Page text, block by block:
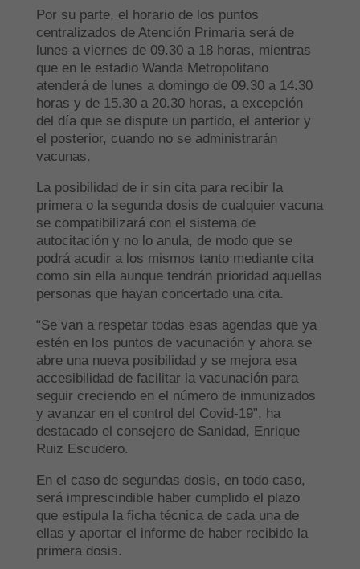
Por su parte, el horario de los puntos
centralizados de Atención Primaria será de
lunes a viernes de 09.30 a 18 horas, mientras
que en le estadio Wanda Metropolitano
atenderá de lunes a domingo de 09.30 a 14.30
horas y de 15.30 a 20.30 horas, a excepción
del día que se dispute un partido, el anterior y
el posterior, cuando no se administrarán
vacunas.
La posibilidad de ir sin cita para recibir la
primera o la segunda dosis de cualquier vacuna
se compatibilizará con el sistema de
autocitación y no lo anula, de modo que se
podrá acudir a los mismos tanto mediante cita
como sin ella aunque tendrán prioridad aquellas
personas que hayan concertado una cita.
“Se van a respetar todas esas agendas que ya
estén en los puntos de vacunación y ahora se
abre una nueva posibilidad y se mejora esa
accesibilidad de facilitar la vacunación para
seguir creciendo en el número de inmunizados
y avanzar en el control del Covid-19”, ha
destacado el consejero de Sanidad, Enrique
Ruiz Escudero.
En el caso de segundas dosis, en todo caso,
será imprescindible haber cumplido el plazo
que estipula la ficha técnica de cada una de
ellas y aportar el informe de haber recibido la
primera dosis.